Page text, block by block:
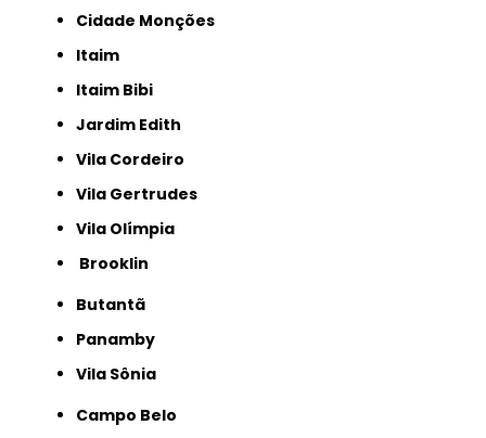
Cidade Monções
Itaim
Itaim Bibi
Jardim Edith
Vila Cordeiro
Vila Gertrudes
Vila Olímpia
Brooklin
Butantã
Panamby
Vila Sônia
Campo Belo